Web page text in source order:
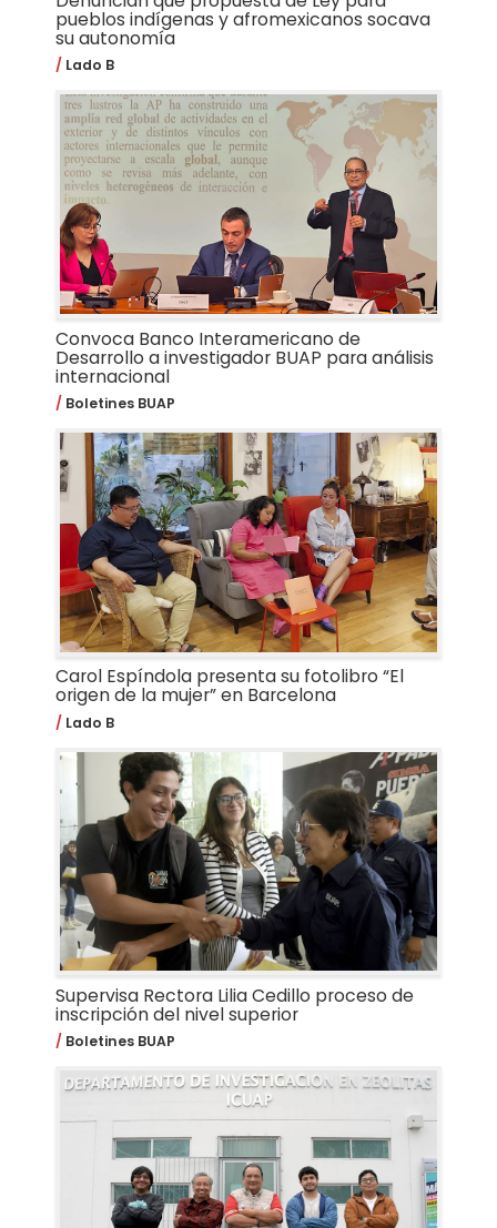
pueblos indígenas y afromexicanos socava
su autonomía
Lado B
Convoca Banco Interamericano de
Desarrollo a investigador BUAP para análisis
internacional
Boletines BUAP
Carol Espíndola presenta su fotolibro “El
origen de la mujer” en Barcelona
Lado B
Supervisa Rectora Lilia Cedillo proceso de
inscripción del nivel superior
Boletines BUAP